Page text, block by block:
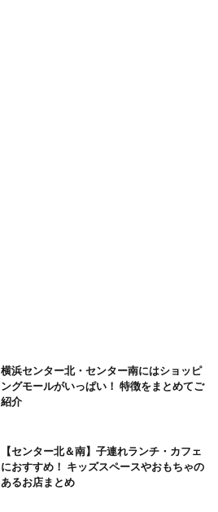
横浜センター北・センター南にはショッピ
ングモールがいっぱい！ 特徴をまとめてご
紹介
【センター北＆南】子連れランチ・カフェ
におすすめ！ キッズスペースやおもちゃの
あるお店まとめ